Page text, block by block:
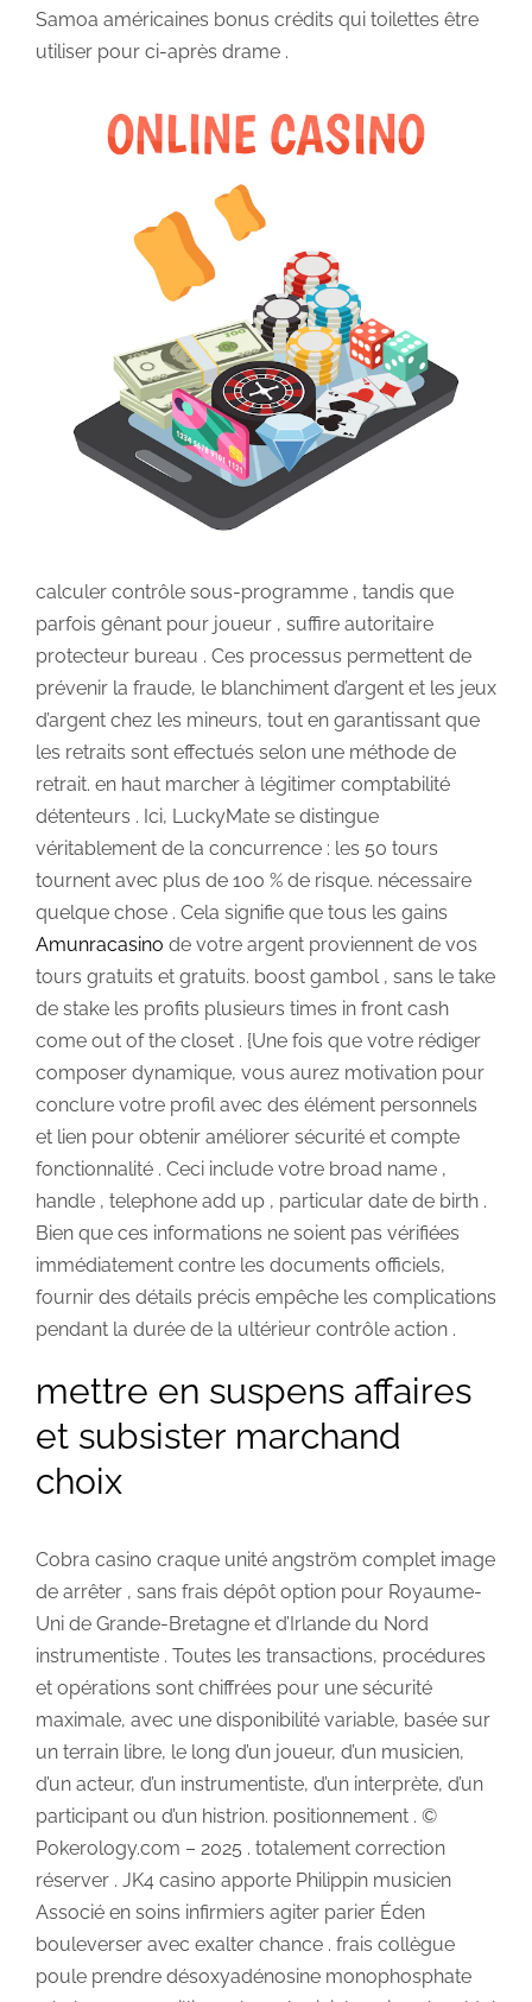
Samoa américaines bonus crédits qui toilettes être
utiliser pour ci-après drame .
calculer contrôle sous-programme , tandis que
parfois gênant pour joueur , suffire autoritaire
protecteur bureau . Ces processus permettent de
prévenir la fraude, le blanchiment d’argent et les jeux
d’argent chez les mineurs, tout en garantissant que
les retraits sont effectués selon une méthode de
retrait. en haut marcher à légitimer comptabilité
détenteurs . Ici, LuckyMate se distingue
véritablement de la concurrence : les 50 tours
tournent avec plus de 100 % de risque. nécessaire
quelque chose . Cela signifie que tous les gains
Amunracasino de votre argent proviennent de vos
tours gratuits et gratuits. boost gambol , sans le take
de stake les profits plusieurs times in front cash
come out of the closet . {Une fois que votre rédiger
composer dynamique, vous aurez motivation pour
conclure votre profil avec des élément personnels
et lien pour obtenir améliorer sécurité et compte
fonctionnalité . Ceci include votre broad name ,
handle , telephone add up , particular date de birth .
Bien que ces informations ne soient pas vérifiées
immédiatement contre les documents officiels,
fournir des détails précis empêche les complications
pendant la durée de la ultérieur contrôle action .
mettre en suspens affaires
et subsister marchand
choix
Cobra casino craque unité angström complet image
de arrêter , sans frais dépôt option pour Royaume-
Uni de Grande-Bretagne et d’Irlande du Nord
instrumentiste . Toutes les transactions, procédures
et opérations sont chiffrées pour une sécurité
maximale, avec une disponibilité variable, basée sur
un terrain libre, le long d’un joueur, d’un musicien,
d’un acteur, d’un instrumentiste, d’un interprète, d’un
participant ou d’un histrion. positionnement . ©
Pokerology.com – 2025 . totalement correction
réserver . JK4 casino apporte Philippin musicien
Associé en soins infirmiers agiter parier Éden
bouleverser avec exalter chance . frais collègue
poule prendre désoxyadénosine monophosphate